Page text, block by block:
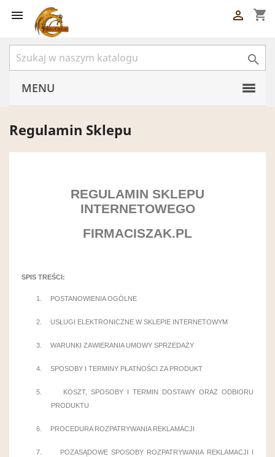
 shopping_cart


MENU
Regulamin Sklepu
REGULAMIN SKLEPU
INTERNETOWEGO
FIRMACISZAK.PL
SPIS TREŚCI:
1. POSTANOWIENIA OGÓLNE
2. USŁUGI ELEKTRONICZNE W SKLEPIE INTERNETOWYM
3. WARUNKI ZAWIERANIA UMOWY SPRZEDAŻY
4. SPOSOBY I TERMINY PŁATNOŚCI ZA PRODUKT
5.
KOSZT, SPOSOBY I TERMIN DOSTAWY ORAZ ODBIORU
PRODUKTU
6. PROCEDURA ROZPATRYWANIA REKLAMACJI
7.
POZASĄDOWE SPOSOBY ROZPATRYWANIA REKLAMACJI I